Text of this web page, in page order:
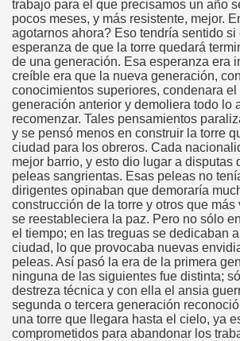
trabajo para el que precisamos un año
pocos meses, y más resistente, mejor.
agotarnos ahora? Eso tendría sentido si
esperanza de que la torre quedará
de una generación. Esa esperanza era
creíble era que la nueva generación,
conocimientos superiores, condenara el
generación anterior y demoliera todo lo
recomenzar. Tales pensamientos
y se pensó menos en construir la torre
ciudad para los obreros. Cada
mejor barrio, y esto dio lugar a disputas
peleas sangrientas. Esas peleas no
dirigentes opinaban que demoraría
construcción de la torre y otros que
se reestableciera la paz. Pero no sólo
el tiempo; en las treguas se dedicaban
ciudad, lo que provocaba nuevas
peleas. Así pasó la era de la primera
ninguna de las siguientes fue distinta;
destreza técnica y con ella el ansia
segunda o tercera generación
una torre que llegara hasta el cielo, ya
comprometidos para abandonar los